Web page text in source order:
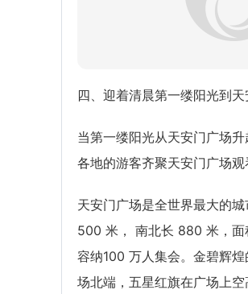
四、迎着清晨第一缕阳光到
当第一缕阳光从天安门广场
各地的游客齐聚天安门广场观
天安门广场是全世界最大的
500 米， 南北长 880 米，
容纳100 万人集会。金碧辉
场北端，五星红旗在广场上